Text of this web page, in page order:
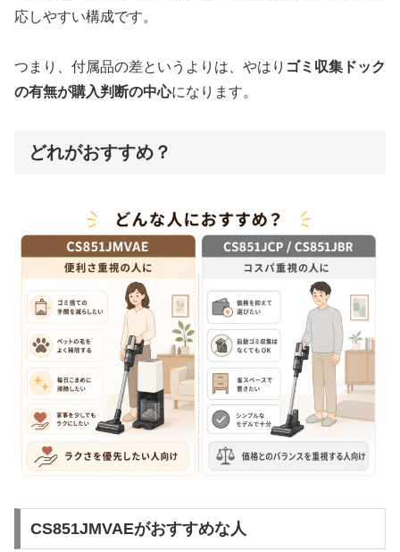
応しやすい構成です。
つまり、付属品の差というよりは、やはり ゴミ収集ドック
の有無が購入判断の中心になります。
どれがおすすめ？
CS851JMVAEがおすすめな人